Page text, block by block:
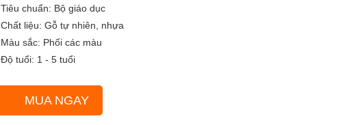
Tiêu chuẩn: Bộ giáo dục
Chất liệu: Gỗ tự nhiên, nhựa
Màu sắc: Phối các màu
Độ tuổi: 1 - 5 tuổi
MUA NGAY